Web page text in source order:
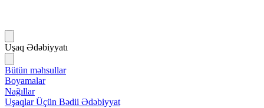
Uşaq Ədəbiyyatı
Bütün məhsullar
Boyamalar
Nağıllar
Uşaqlar Üçün Bədii Ədəbiyyat